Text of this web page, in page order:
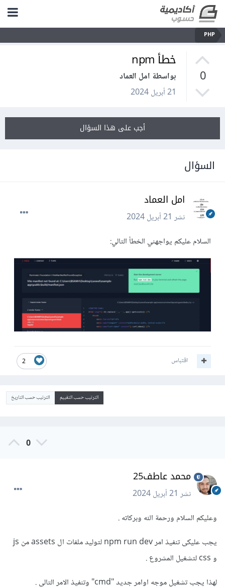
PHP
0
خطأ npm
بواسطة امل العماد
21 أبريل 2024
أجب على هذا السؤال
السؤال
امل العماد
نشر21 أبريل 2024
السلام عليكم يواجهني الخطأ التالي:
2 اقتباس
الترتيب حسب التقييم الترتيب حسب التاريخ
0
محمد عاطف25
نشر21 أبريل 2024
وعليكم السلام ورحمة الله وبركاته .
يجب عليكى تنفيذ امر npm run dev لتوليد ملفات ال assets من js
و css لتشغيل المشروع .
لهذا يجب تشغيل موجه اوامر جديد "cmd" وتنفيذ الامر التالى .